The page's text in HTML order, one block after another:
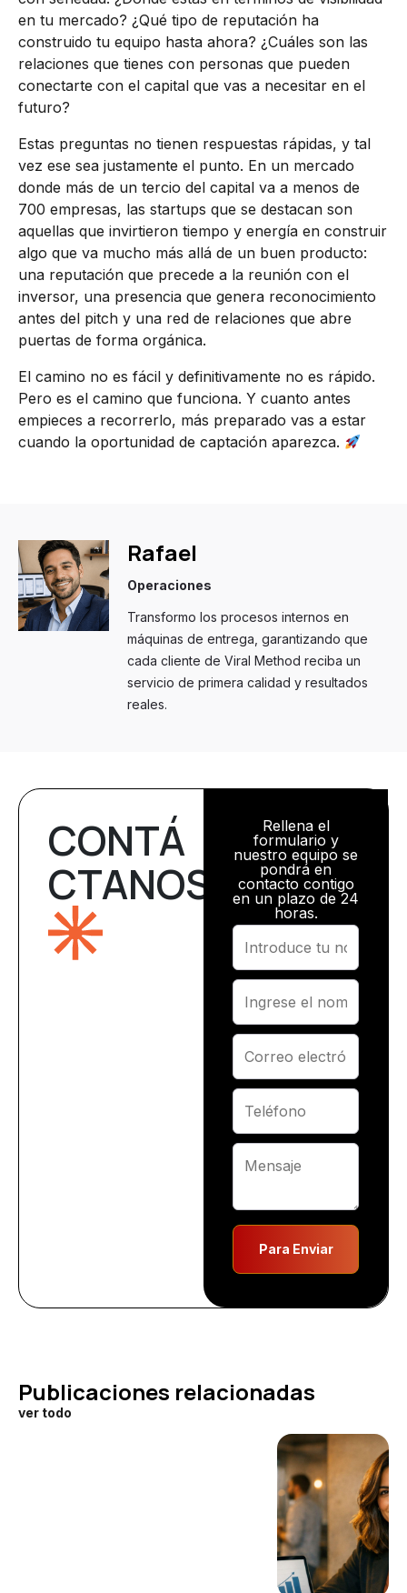
en tu mercado? ¿Qué tipo de reputación ha
construido tu equipo hasta ahora? ¿Cuáles son las
relaciones que tienes con personas que pueden
conectarte con el capital que vas a necesitar en el
futuro?
Estas preguntas no tienen respuestas rápidas, y tal
vez ese sea justamente el punto. En un mercado
donde más de un tercio del capital va a menos de
700 empresas, las startups que se destacan son
aquellas que invirtieron tiempo y energía en construir
algo que va mucho más allá de un buen producto:
una reputación que precede a la reunión con el
inversor, una presencia que genera reconocimiento
antes del pitch y una red de relaciones que abre
puertas de forma orgánica.
El camino no es fácil y definitivamente no es rápido.
Pero es el camino que funciona. Y cuanto antes
empieces a recorrerlo, más preparado vas a estar
cuando la oportunidad de captación aparezca.
Rafael
Operaciones
Transformo los procesos internos en
máquinas de entrega, garantizando que
cada cliente de Viral Method reciba un
servicio de primera calidad y resultados
reales.
CONTÁ
CTANOS
Rellena el
formulario y
nuestro equipo se
pondrá en
contacto contigo
en un plazo de 24
horas.
Para Enviar
Publicaciones relacionadas
ver todo